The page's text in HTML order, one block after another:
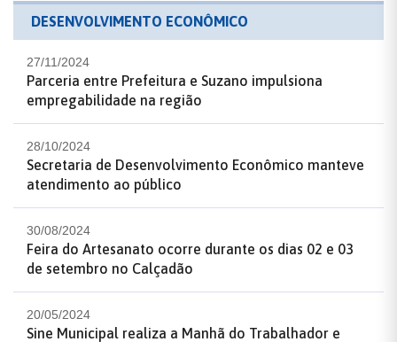
DESENVOLVIMENTO ECONÔMICO
27/11/2024
Parceria entre Prefeitura e Suzano impulsiona
empregabilidade na região
28/10/2024
Secretaria de Desenvolvimento Econômico manteve
atendimento ao público
30/08/2024
Feira do Artesanato ocorre durante os dias 02 e 03
de setembro no Calçadão
20/05/2024
Sine Municipal realiza a Manhã do Trabalhador e